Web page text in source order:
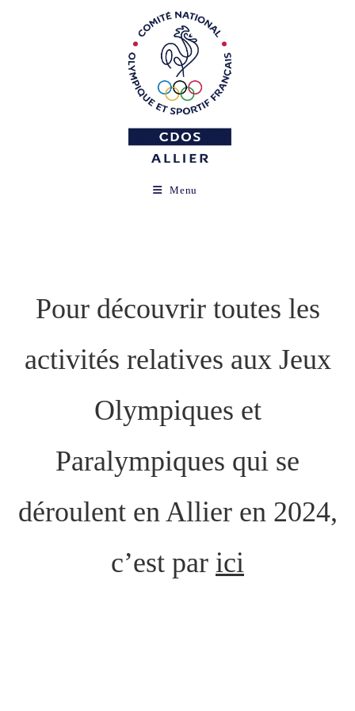
Menu
Pour découvrir toutes les
activités relatives aux Jeux
Olympiques et
Paralympiques qui se
déroulent en Allier en 2024,
c’est par ici